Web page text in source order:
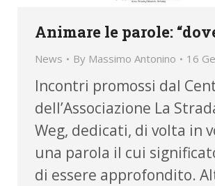
Animare le parole:
News By Massimo Antonino 16
Incontri promossi dal
dell’Associazione La
Weg, dedicati, di volta in
una parola il cui
di essere approfondito.